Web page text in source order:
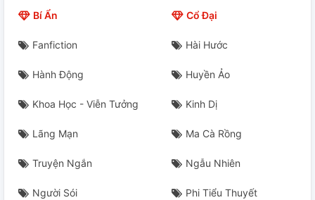
Bí Ẩn Cổ Đại
Fanfiction Hài Hước
Hành Động Huyền Ảo
Khoa Học - Viễn Tưởng Kinh Dị
Lãng Mạn Ma Cà Rồng
Truyện Ngắn Ngẫu Nhiên
Người Sói Phi Tiểu Thuyết